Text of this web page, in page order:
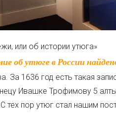
или об истории утюга»
1636 год есть такая
Ивашке Трофимову 5
тех пор утюг стал нашим